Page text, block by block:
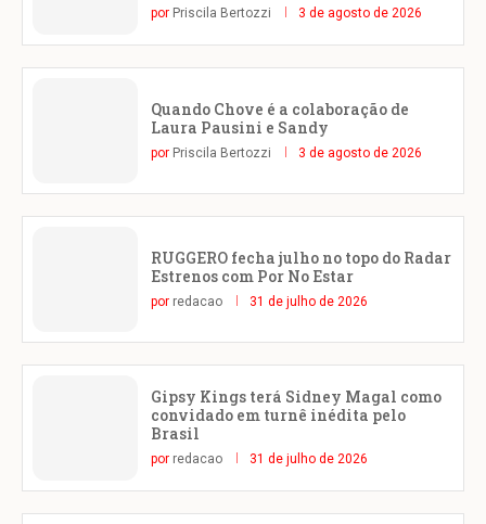
por Priscila Bertozzi 3 de agosto de 2026
Quando Chove é a colaboração de
Laura Pausini e Sandy
por Priscila Bertozzi 3 de agosto de 2026
RUGGERO fecha julho no topo do Radar
Estrenos com Por No Estar
por redacao 31 de julho de 2026
Gipsy Kings terá Sidney Magal como
convidado em turnê inédita pelo
Brasil
por redacao 31 de julho de 2026